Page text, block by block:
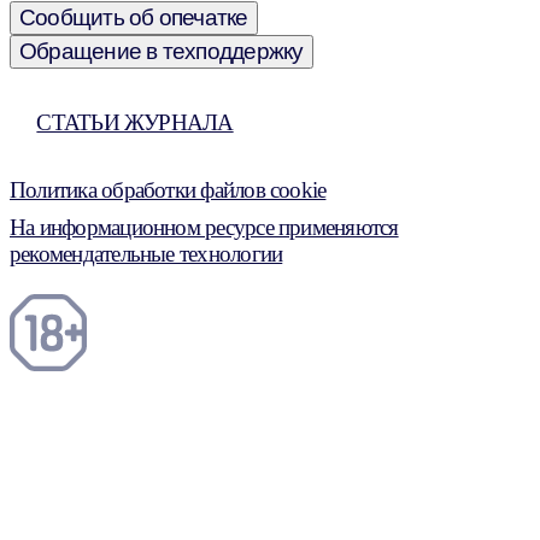
Сообщить об опечатке
Обращение в техподдержку
СТАТЬИ ЖУРНАЛА
Политика обработки файлов cookie
На информационном ресурсе применяются
рекомендательные технологии